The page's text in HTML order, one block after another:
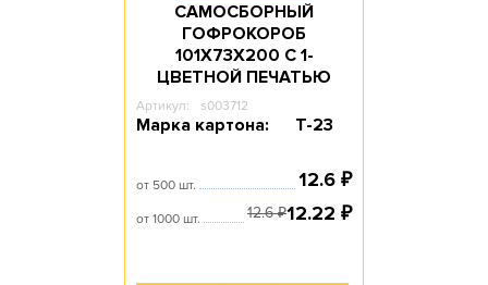
САМОСБОРНЫЙ
ГОФРОКОРОБ
101Х73Х200 С 1-
ЦВЕТНОЙ ПЕЧАТЬЮ
Артикул: s003712
Марка картона: Т-23
от 500 шт. 12.6 ₽
от 1000 шт. 12.6₽12.22 ₽